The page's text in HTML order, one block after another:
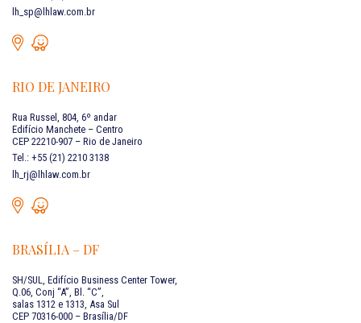
lh_sp@lhlaw.com.br
RIO DE JANEIRO
Rua Russel, 804, 6º andar
Edifício Manchete – Centro
CEP 22210-907 – Rio de Janeiro
Tel.: +55 (21) 2210 3138
lh_rj@lhlaw.com.br
BRASÍLIA – DF
SH/SUL, Edifício Business Center Tower,
Q.06, Conj “A”, Bl. “C”,
salas 1312 e 1313, Asa Sul
CEP 70316-000 – Brasília/DF